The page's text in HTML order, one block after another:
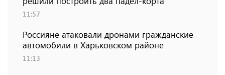
11:57
Россияне атаковали дронами гражданские
автомобили в Харьковском районе
11:13